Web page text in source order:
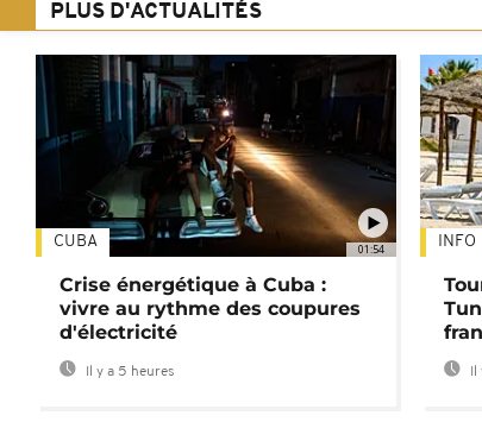
PLUS D'ACTUALITÉS
01:54
CUBA
Crise énergétique à Cuba :
vivre au rythme des coupures
d'électricité
Il y a 5 heures
INFO
Il